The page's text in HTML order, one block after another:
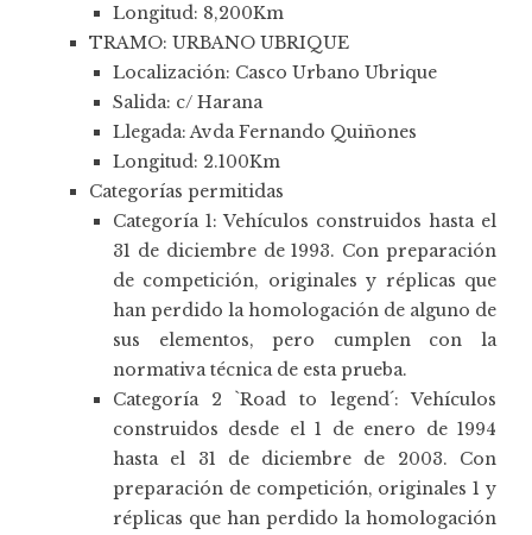
Longitud: 8,200Km
TRAMO: URBANO UBRIQUE
Localización: Casco Urbano Ubrique
Salida: c/ Harana
Llegada: Avda Fernando Quiñones
Longitud: 2.100Km
Categorías permitidas
Categoría 1: Vehículos construidos hasta el
31 de diciembre de 1993. Con preparación
de competición, originales y réplicas que
han perdido la homologación de alguno de
sus elementos, pero cumplen con la
normativa técnica de esta prueba.
Categoría 2 `Road to legend´: Vehículos
construidos desde el 1 de enero de 1994
hasta el 31 de diciembre de 2003. Con
preparación de competición, originales 1 y
réplicas que han perdido la homologación